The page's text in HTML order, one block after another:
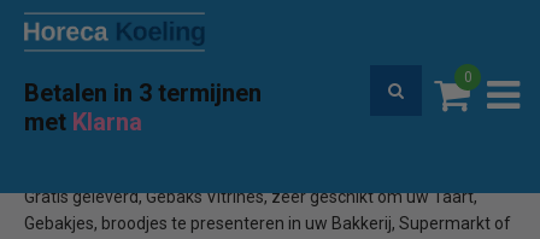
Betalen in 3 termijnen
met Klarna
0
Premium service en garantie
Home Gebaks Vitrine
Gratis geleverd, Gebaks Vitrines, zeer geschikt om uw Taart,
Gebakjes, broodjes te presenteren in uw Bakkerij, Supermarkt of